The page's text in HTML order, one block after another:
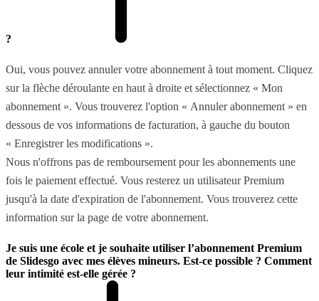
?
Oui, vous pouvez annuler votre abonnement à tout moment. Cliquez
sur la flèche déroulante en haut à droite et sélectionnez « Mon
abonnement ». Vous trouverez l'option « Annuler abonnement » en
dessous de vos informations de facturation, à gauche du bouton
« Enregistrer les modifications ».
Nous n'offrons pas de remboursement pour les abonnements une
fois le paiement effectué. Vous resterez un utilisateur Premium
jusqu'à la date d'expiration de l'abonnement. Vous trouverez cette
information sur la page de votre abonnement.
Je suis une école et je souhaite utiliser l’abonnement Premium
de Slidesgo avec mes élèves mineurs. Est-ce possible ? Comment
leur intimité est-elle gérée ?